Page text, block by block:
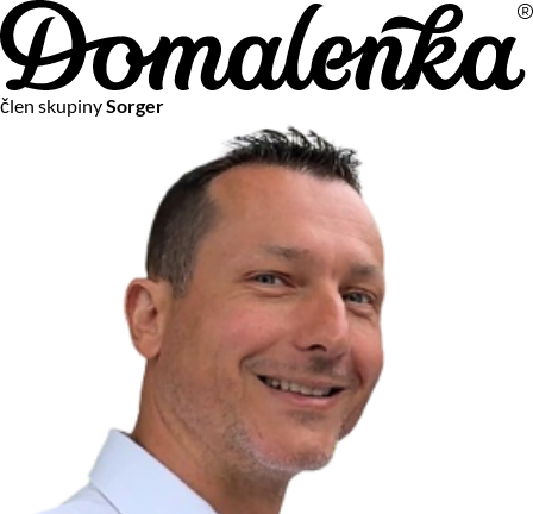
člen skupinySorger
Na vašom súkromí nám záleží
Chceme vám neustále poskytovať tie najlepšie služby.
Vzhľadom k platnej legislatíve od vás ale potrebujeme súhlas
s používaním súborov cookies.
Viac o personalizácii a meraní
Aby sme vedeli, čo sa deje na webových stránkach a aby sme
vám mohli prispôsobiť ponuky na mieru či reklamu,
používame cookies a taktiežslužby spoločnosti Google
Čo sú cookies?
Cookies sú malé textové súbory, ktoré môžu byť používané
webovými stránkami, aby zefektívnili používateľský zážitok.
Vďaka cookies vám môžeme ponúkať služby podľa toho, čo
naozaj hľadáte a chcete nájsť.
Kedykoľvek sa môžete slobodne rozhodnúť, ktoré typy
používania cookies chcete umožniť.